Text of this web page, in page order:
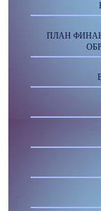
ПЛАН